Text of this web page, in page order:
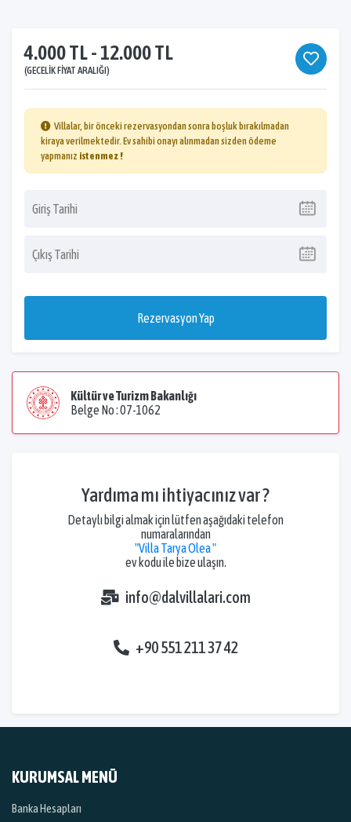
4.000 TL - 12.000 TL
(GECELIK FIYAT ARALIĞI)
Villalar, bir önceki rezervasyondan sonra boşluk bırakılmadan
kiraya verilmektedir. Ev sahibi onayı alınmadan sizden ödeme
yapmanız istenmez !
Rezervasyon Yap
Kültür ve Turizm Bakanlığı
Belge No : 07-1062
Yardıma mı ihtiyacınız var ?
Detaylı bilgi almak için lütfen aşağıdaki telefon
numaralarından
"Villa Tarya Olea "
ev kodu ile bize ulaşın.
info@dalvillalari.com
+90 551 211 37 42
KURUMSAL MENÜ
Banka Hesapları